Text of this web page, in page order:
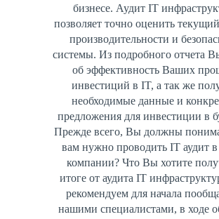
бизнесе. Аудит IT
позволяет точно оценить
производительности и
системы. Из подробного отчета
об эффективность Ваших
инвестиций в IT, а так же
необходимые данные и
предложения для инвестиции в
Прежде всего, Вы должны
вам нужно проводить IT аудит
компании? Что Вы хотите
итоге от аудита IT
рекомендуем для начала
нашими специалистами, в ходе